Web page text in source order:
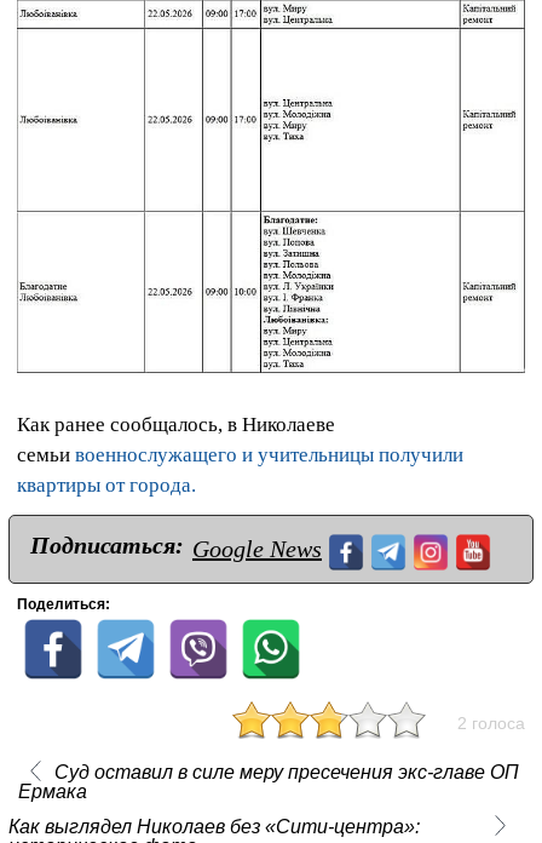
Как ранее сообщалось, в Николаеве
семьи военнослужащего и учительницы получили
квартиры от города.
Подписаться: Google News
Поделиться:
2 голоса
Суд оставил в силе меру пресечения экс-главе ОП
Ермака
Как выглядел Николаев без «Сити-центра»: